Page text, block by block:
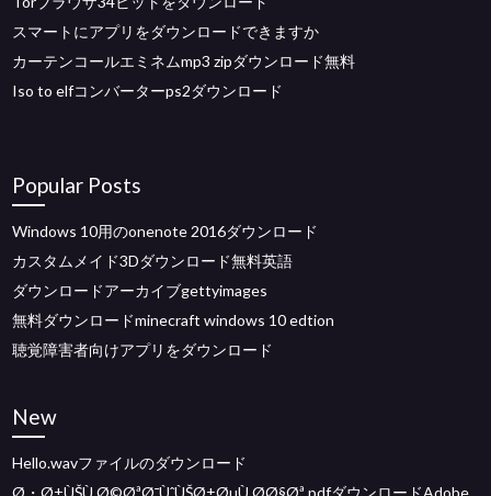
スマートにアプリをダウンロードできますか
カーテンコールエミネムmp3 zipダウンロード無料
Iso to elfコンバーターps2ダウンロード
Popular Posts
Windows 10用のonenote 2016ダウンロード
カスタムメイド3Dダウンロード無料英語
ダウンロードアーカイブgettyimages
無料ダウンロードminecraft windows 10 edtion
聴覚障害者向けアプリをダウンロード
New
Hello.wavファイルのダウンロード
Ø・Ø±ÙŠÙ‚Ø©ØªØ¯ÙˆÙŠØ±ØµÙ Ø­Ø§Øª pdfダウンロードAdobe